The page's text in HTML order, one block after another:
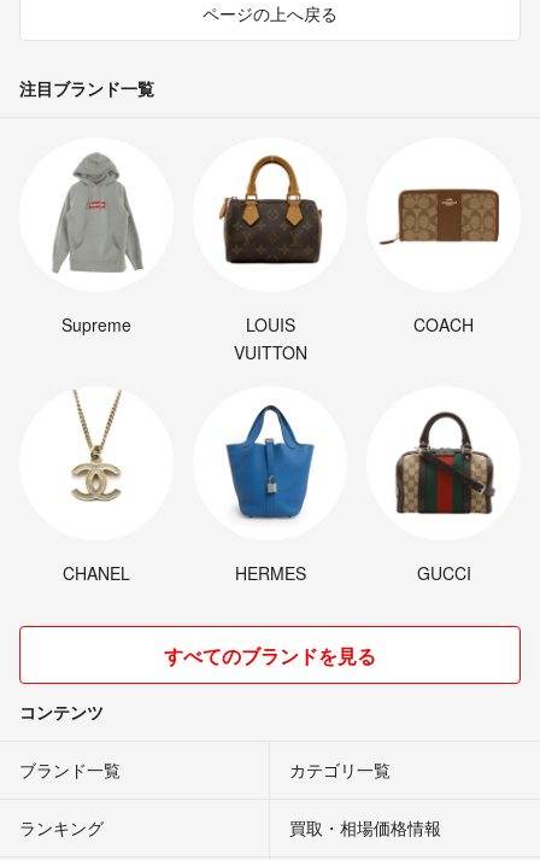
ページの上へ戻る
注目ブランド一覧
Supreme
LOUIS
VUITTON
COACH
CHANEL HERMES GUCCI
すべてのブランドを見る
コンテンツ
ブランド一覧 カテゴリ一覧
ランキング 買取・相場価格情報